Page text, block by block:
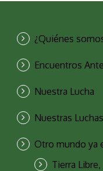
¿Quiénes
Encuentros
Nuestra Lucha
Nuestras Luchas
Otro mundo ya
Tierra